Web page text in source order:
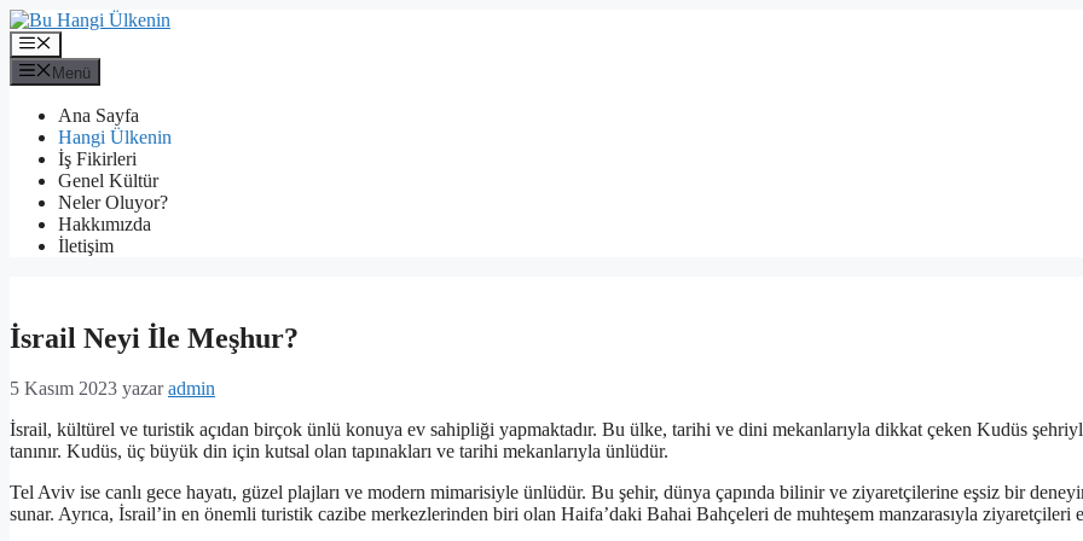
İçeriğe
atla
Menü
Menü
Ana Sayfa
Hangi Ülkenin
İş Fikirleri
Genel Kültür
Neler Oluyor?
Hakkımızda
İletişim
İsrail Neyi İle Meşhur?
5 Kasım 2023 yazaradmin
İsrail, kültürel ve turistik açıdan birçok ünlü konuya ev sahipliği yapmaktadır. Bu ülke, tarihi ve dini mekanlarıyla dikkat çeken Kudüs
tanınır. Kudüs, üç büyük din için kutsal olan tapınakları ve tarihi mekanlarıyla ünlüdür.
Tel Aviv ise canlı gece hayatı, güzel plajları ve modern mimarisiyle ünlüdür. Bu şehir, dünya çapında bilinir ve ziyaretçilerine eşsiz bir
sunar. Ayrıca, İsrail’in en önemli turistik cazibe merkezlerinden biri olan Haifa’daki Bahai Bahçeleri de muhteşem manzarasıyla ziyaretçileri